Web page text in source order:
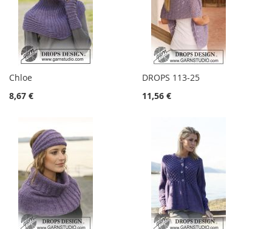
Chloe
8,67 €
DROPS 113-25
11,56 €